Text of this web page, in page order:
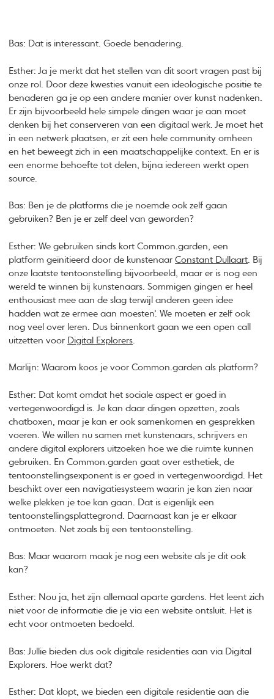
Bas: Dat is interessant. Goede benadering.
Esther: Ja je merkt dat het stellen van dit soort vragen past bij
onze rol. Door deze kwesties vanuit een ideologische positie te
benaderen ga je op een andere manier over kunst nadenken.
Er zijn bijvoorbeeld hele simpele dingen waar je aan moet
denken bij het conserveren van een digitaal werk. Je moet het
in een netwerk plaatsen, er zit een hele community omheen
en het beweegt zich in een maatschappelijke context. En er is
een enorme behoefte tot delen, bijna iedereen werkt open
source.
Bas: Ben je de platforms die je noemde ook zelf gaan
gebruiken? Ben je er zelf deel van geworden?
Esther: We gebruiken sinds kort Common.garden, een
platform geïnitieerd door de kunstenaarConstant Dullaart . Bij
onze laatste tentoonstelling bijvoorbeeld, maar er is nog een
wereld te winnen bij kunstenaars. Sommigen gingen er heel
enthousiast mee aan de slag terwijl anderen geen idee
hadden wat ze ermee aan moesten’. We moeten er zelf ook
nog veel over leren. Dus binnenkort gaan we een open call
uitzetten voor Digital Explorers
Marlijn: Waarom koos je voor Common.garden als platform?
Esther: Dat komt omdat het sociale aspect er goed in
vertegenwoordigd is. Je kan daar dingen opzetten, zoals
chatboxen, maar je kan er ook samenkomen en gesprekken
voeren. We willen nu samen met kunstenaars, schrijvers en
andere digital explorers uitzoeken hoe we die ruimte kunnen
gebruiken. En Common.garden gaat over esthetiek, de
tentoonstellingsexponent is er goed in vertegenwoordigd. Het
beschikt over een navigatiesysteem waarin je kan zien naar
welke plekken je toe kan gaan. Dat is eigenlijk een
tentoonstellingsplattegrond. Daarnaast kan je er elkaar
ontmoeten. Net zoals bij een tentoonstelling.
Bas: Maar waarom maak je nog een website als je dit ook
kan?
Esther: Nou ja, het zijn allemaal aparte gardens. Het leent zich
niet voor de informatie die je via een website ontsluit. Het is
echt voor ontmoeten bedoeld.
Bas: Jullie bieden dus ook digitale residenties aan via Digital
Explorers. Hoe werkt dat?
Esther: Dat klopt, we bieden een digitale residentie aan die